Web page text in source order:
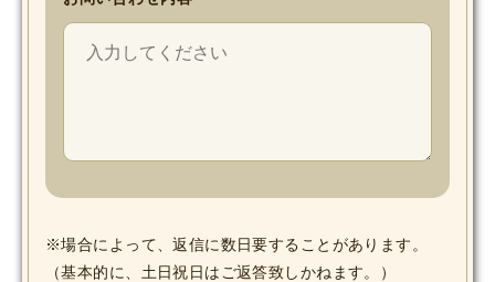
※場合によって、返信に数日要することがあります。
（基本的に、土日祝日はご返答致しかねます。）